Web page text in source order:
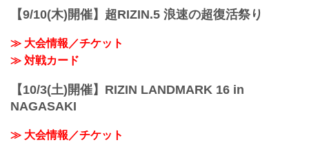
【9/10(木)開催】超RIZIN.5 浪速の超復活祭り
≫ 大会情報／チケット
≫ 対戦カード
【10/3(土)開催】RIZIN LANDMARK 16 in
NAGASAKI
≫ 大会情報／チケット